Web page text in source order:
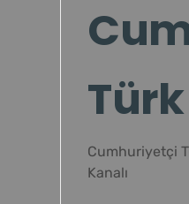
Cumhuriyetçi
Kanalı